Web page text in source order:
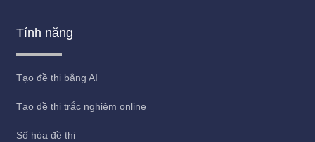
Tính năng
Tạo đề thi bằng AI
Tạo đề thi trắc nghiệm online
Số hóa đề thi